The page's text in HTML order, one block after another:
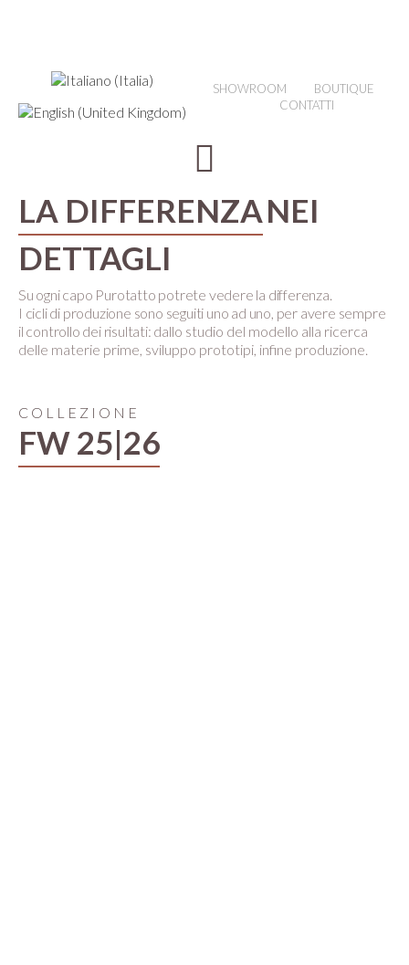
SHOWROOM
BOUTIQUE
CONTATTI
LA DIFFERENZANEI
DETTAGLI
Su ogni capo Purotatto potrete vedere la differenza.
I cicli di produzione sono seguiti uno ad uno, per avere sempre
il controllo dei risultati: dallo studio del modello alla ricerca
delle materie prime, sviluppo prototipi, infine produzione.
COLLEZIONE
FW 25|26